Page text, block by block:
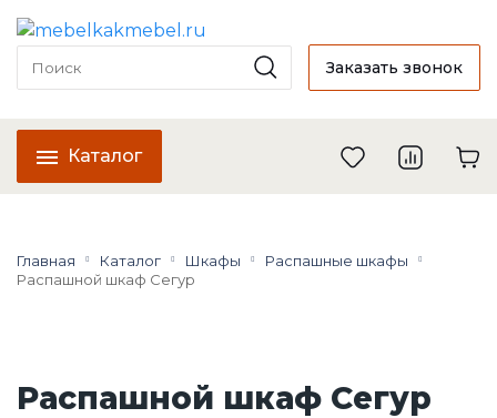
Заказать звонок
Каталог
Главная Каталог Шкафы
Распашные шкафы
Распашной шкаф Сегур
Распашной шкаф Сегур